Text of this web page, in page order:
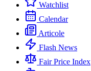
Watchlist
Calendar
Articole
Flash News
Fair Price Index